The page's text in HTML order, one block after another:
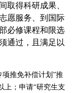
取得科研成果、
愿服务、到国际
必修课程和限选
通过，且满足以
推免补偿计划”推
上；申请“研究生支